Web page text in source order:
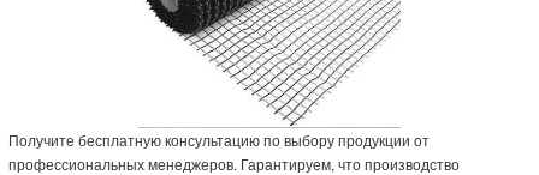
Получите бесплатную консультацию по выбору продукции от
профессиональных менеджеров. Гарантируем, что производство